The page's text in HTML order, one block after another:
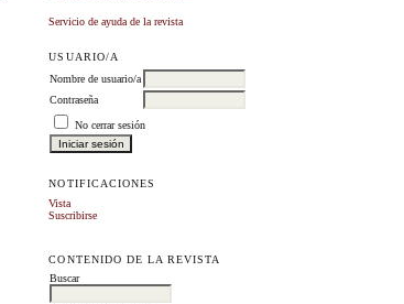
Servicio de ayuda de la revista
USUARIO/A
Nombre de usuario/a
Contraseña
No cerrar sesión
NOTIFICACIONES
Vista
Suscribirse
CONTENIDO DE LA REVISTA
Buscar